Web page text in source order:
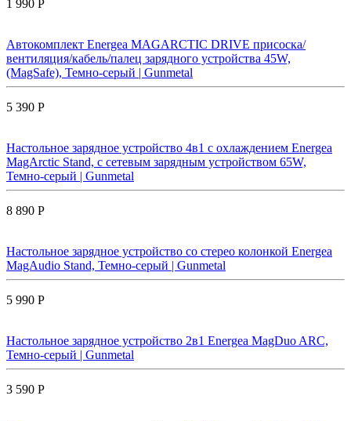
1 990 Р
Автокомплект Energea MAGARCTIC DRIVE присоска/
вентиляция/кабель/палец зарядного устройства 45W,
(MagSafe), Темно-серый | Gunmetal
5 390 Р
Настольное зарядное устройство 4в1 с охлаждением Energea
MagArctic Stand, с сетевым зарядным устройством 65W,
Темно-серый | Gunmetal
8 890 Р
Настольное зарядное устройство со стерео колонкой Energea
MagAudio Stand, Темно-серый | Gunmetal
5 990 Р
Настольное зарядное устройство 2в1 Energea MagDuo ARC,
Темно-серый | Gunmetal
3 590 Р